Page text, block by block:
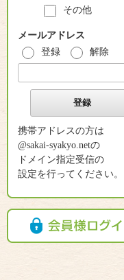
その他
メールアドレス
登録
解除
携帯アドレスの方は
@sakai-syakyo.netの
ドメイン指定受信の
設定を行ってください。